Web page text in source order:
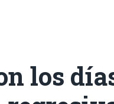
los